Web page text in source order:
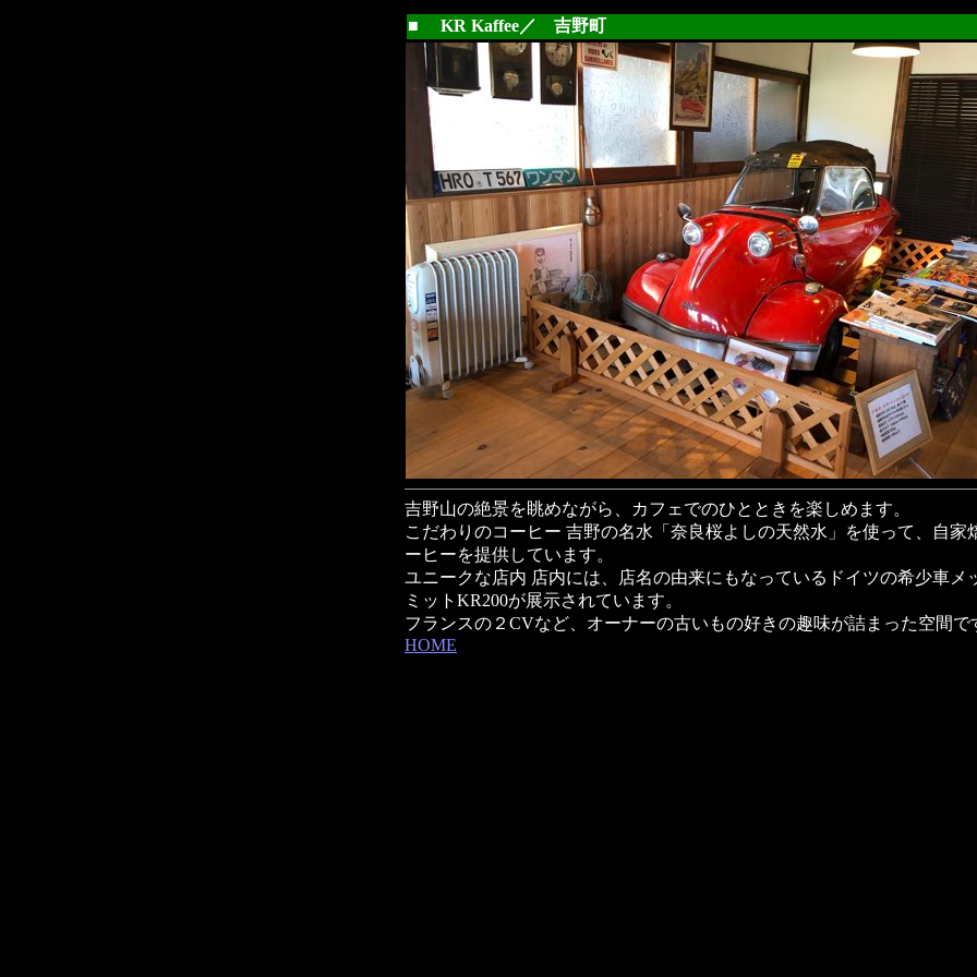
■ KR Kaffee／ 吉野町
吉野山の絶景を眺めながら、カフェでのひとときを楽しめます。
こだわりのコーヒー 吉野の名水「奈良桜よしの天然水」を使って、自家
ーヒーを提供しています。
ユニークな店内 店内には、店名の由来にもなっているドイツの希少車メ
ミットKR200が展示されています。
フランスの２CVなど、オーナーの古いもの好きの趣味が詰まった空間で
HOME